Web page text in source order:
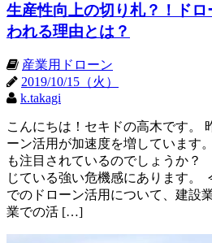
生産性向上の切り札？！ド
われる理由とは？
産業用ドローン
2019/10/15（火）
k.takagi
こんにちは！セキドの高木です。
ーン活用が加速度を増しています
も注目されているのでしょうか
じている強い危機感にあります。
でのドローン活用について、建設
業での活 […]